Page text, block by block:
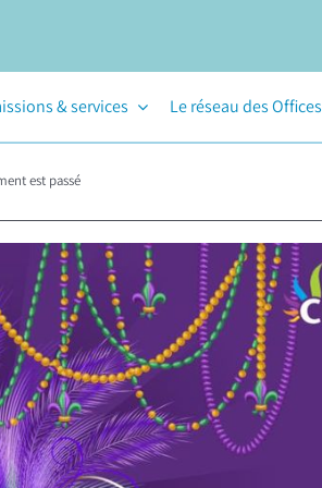
& services Le réseau des Offices
est passé